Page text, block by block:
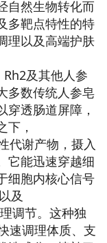
自然生物转化而
多靶点特性的特
理以及高端护肤
及其他人参
多数传统人参皂
穿透肠道屏障，
下，
代谢产物，摄入
它能迅速穿越细
细胞内核心信号
及
调节。这种独
速调理体质、支